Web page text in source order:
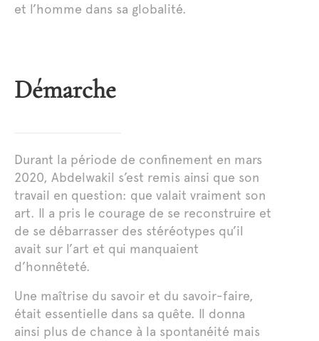
et l’homme dans sa globalité.
Démarche
Durant la période de confinement en mars
2020, Abdelwakil s’est remis ainsi que son
travail en question: que valait vraiment son
art. Il a pris le courage de se reconstruire et
de se débarrasser des stéréotypes qu’il
avait sur l’art et qui manquaient
d’honnêteté.
Une maîtrise du savoir et du savoir-faire,
était essentielle dans sa quête. Il donna
ainsi plus de chance à la spontanéité mais